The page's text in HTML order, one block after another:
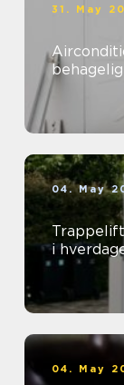
31. May
Aircondition
04. May
i
04. May